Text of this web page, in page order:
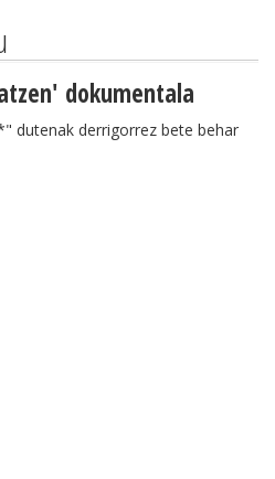
dokumentala
dutenak derrigorrez bete behar